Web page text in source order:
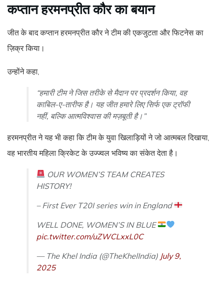
कप्तान हरमनप्रीत कौर का बयान
जीत के बाद कप्तान हरमनप्रीत कौर ने टीम की एकजुटता और फिटनेस का
ज़िक्र किया।
उन्होंने कहा,
“हमारी टीम ने जिस तरीके से मैदान पर प्रदर्शन किया, वह
काबिल-ए-तारीफ है। यह जीत हमारे लिए सिर्फ एक ट्रॉफी
नहीं, बल्कि आत्मविश्वास की मज़बूती है।”
हरमनप्रीत ने यह भी कहा कि टीम के युवा खिलाड़ियों ने जो आत्मबल दिखाया,
वह भारतीय महिला क्रिकेट के उज्ज्वल भविष्य का संकेत देता है।
OUR WOMEN’S TEAM CREATES
HISTORY!
– First Ever T20I series win in England
WELL DONE, WOMEN’S IN BLUE
pic.twitter.com/uZWCLxxL0C
— The Khel India (@TheKhelIndia) July 9,
2025